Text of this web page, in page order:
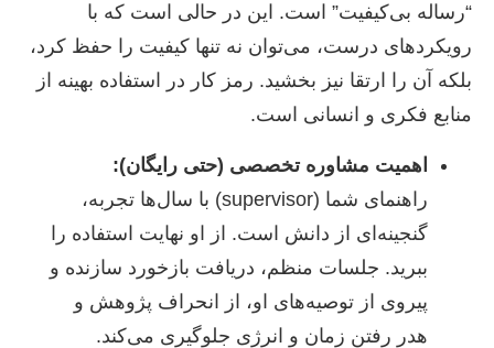
“رساله بی‌کیفیت” است. این در حالی است که با
رویکردهای درست، می‌توان نه تنها کیفیت را حفظ کرد،
بلکه آن را ارتقا نیز بخشید. رمز کار در استفاده بهینه از
منابع فکری و انسانی است.
اهمیت مشاوره تخصصی (حتی رایگان):
راهنمای شما (supervisor) با سال‌ها تجربه،
گنجینه‌ای از دانش است. از او نهایت استفاده را
ببرید. جلسات منظم، دریافت بازخورد سازنده و
پیروی از توصیه‌های او، از انحراف پژوهش و
هدر رفتن زمان و انرژی جلوگیری می‌کند.